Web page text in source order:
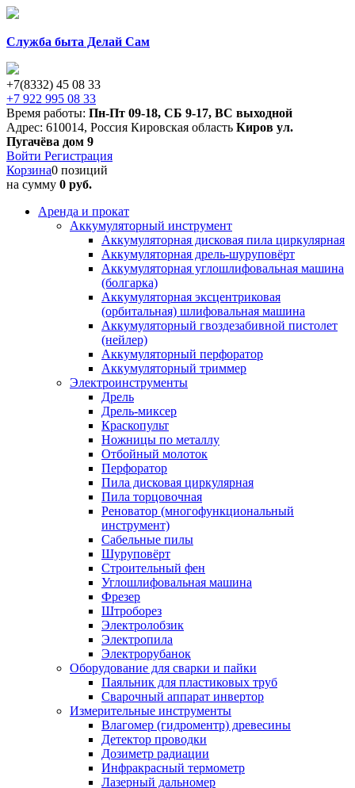
Служба быта Делай Сам
+7(8332) 45 08 33
+7 922 995 08 33
Время работы: Пн-Пт 09-18, СБ 9-17, ВС выходной
Адрес: 610014, Россия Кировская область Киров ул.
Пугачёва дом 9
Войти Регистрация
Корзина0 позиций
на сумму 0 руб.
Аренда и прокат
Аккумуляторный инструмент
Аккумуляторная дисковая пила циркулярная
Аккумуляторная дрель-шуруповёрт
Аккумуляторная углошлифовальная машина
(болгарка)
Аккумуляторная эксцентриковая
(орбитальная) шлифовальная машина
Аккумуляторный гвоздезабивной пистолет
(нейлер)
Аккумуляторный перфоратор
Аккумуляторный триммер
Электроинструменты
Дрель
Дрель-миксер
Краскопульт
Ножницы по металлу
Отбойный молоток
Перфоратор
Пила дисковая циркулярная
Пила торцовочная
Реноватор (многофункциональный
инструмент)
Сабельные пилы
Шуруповёрт
Строительный фен
Углошлифовальная машина
Фрезер
Штроборез
Электролобзик
Электропила
Электрорубанок
Оборудование для сварки и пайки
Паяльник для пластиковых труб
Сварочный аппарат инвертор
Измерительные инструменты
Влагомер (гидроментр) древесины
Детектор проводки
Дозиметр радиации
Инфракрасный термометр
Лазерный дальномер